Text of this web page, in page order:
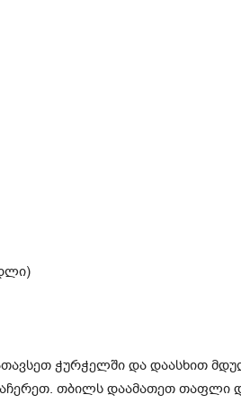
ჭურჭელში და დაასხით
თბილს დაამათეთ თაფლი